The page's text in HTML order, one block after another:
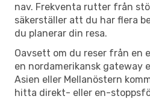
nav. Frekventa rutter från
säkerställer att du har flera
du planerar din resa.
Oavsett om du reser från en
en nordamerikansk gateway
Asien eller Mellanöstern
hitta direkt- eller en-